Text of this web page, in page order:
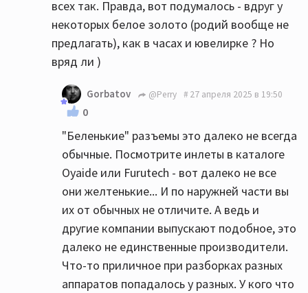
всех так. Правда, вот подумалось - вдруг у
некоторых белое золото (родий вообще не
предлагать), как в часах и ювелирке ? Но
вряд ли )
Gorbatov @Perry 27 апреля 2025 в 19:50
0
"Беленькие" разъемы это далеко не всегда
обычные. Посмотрите инлеты в каталоге
Oyaide или Furutech - вот далеко не все
они желтенькие... И по наружней части вы
их от обычных не отличите. А ведь и
другие компании выпускают подобное, это
далеко не единственные производители.
Что-то приличное при разборках разных
аппаратов попадалось у разных. У кого что